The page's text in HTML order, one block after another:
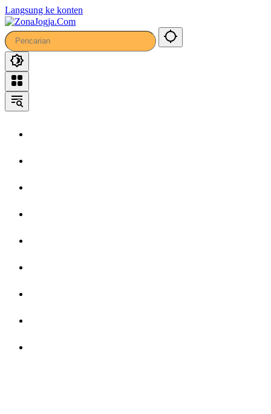
Langsung ke konten